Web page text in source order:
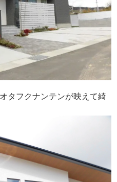
タフクナンテンが映えて綺